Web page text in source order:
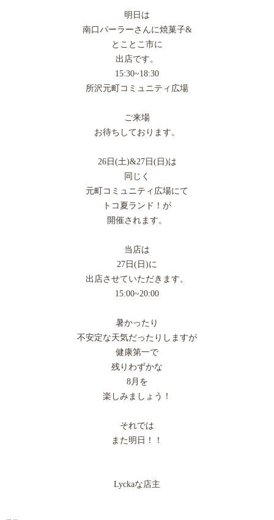
明日は
南口パーラーさんに焼菓子&
とことこ市に
出店です。
15:30~18:30
所沢元町コミュニティ広場
ご来場
お待ちしております。
26日(土)&27日(日)は
同じく
元町コミュニティ広場にて
トコ夏ランド！が
開催されます。
当店は
27日(日)に
出店させていただきます。
15:00~20:00
暑かったり
不安定な天気だったりしますが
健康第一で
残りわずかな
8月を
楽しみましょう！
それでは
また明日！！
Lyckaな店主